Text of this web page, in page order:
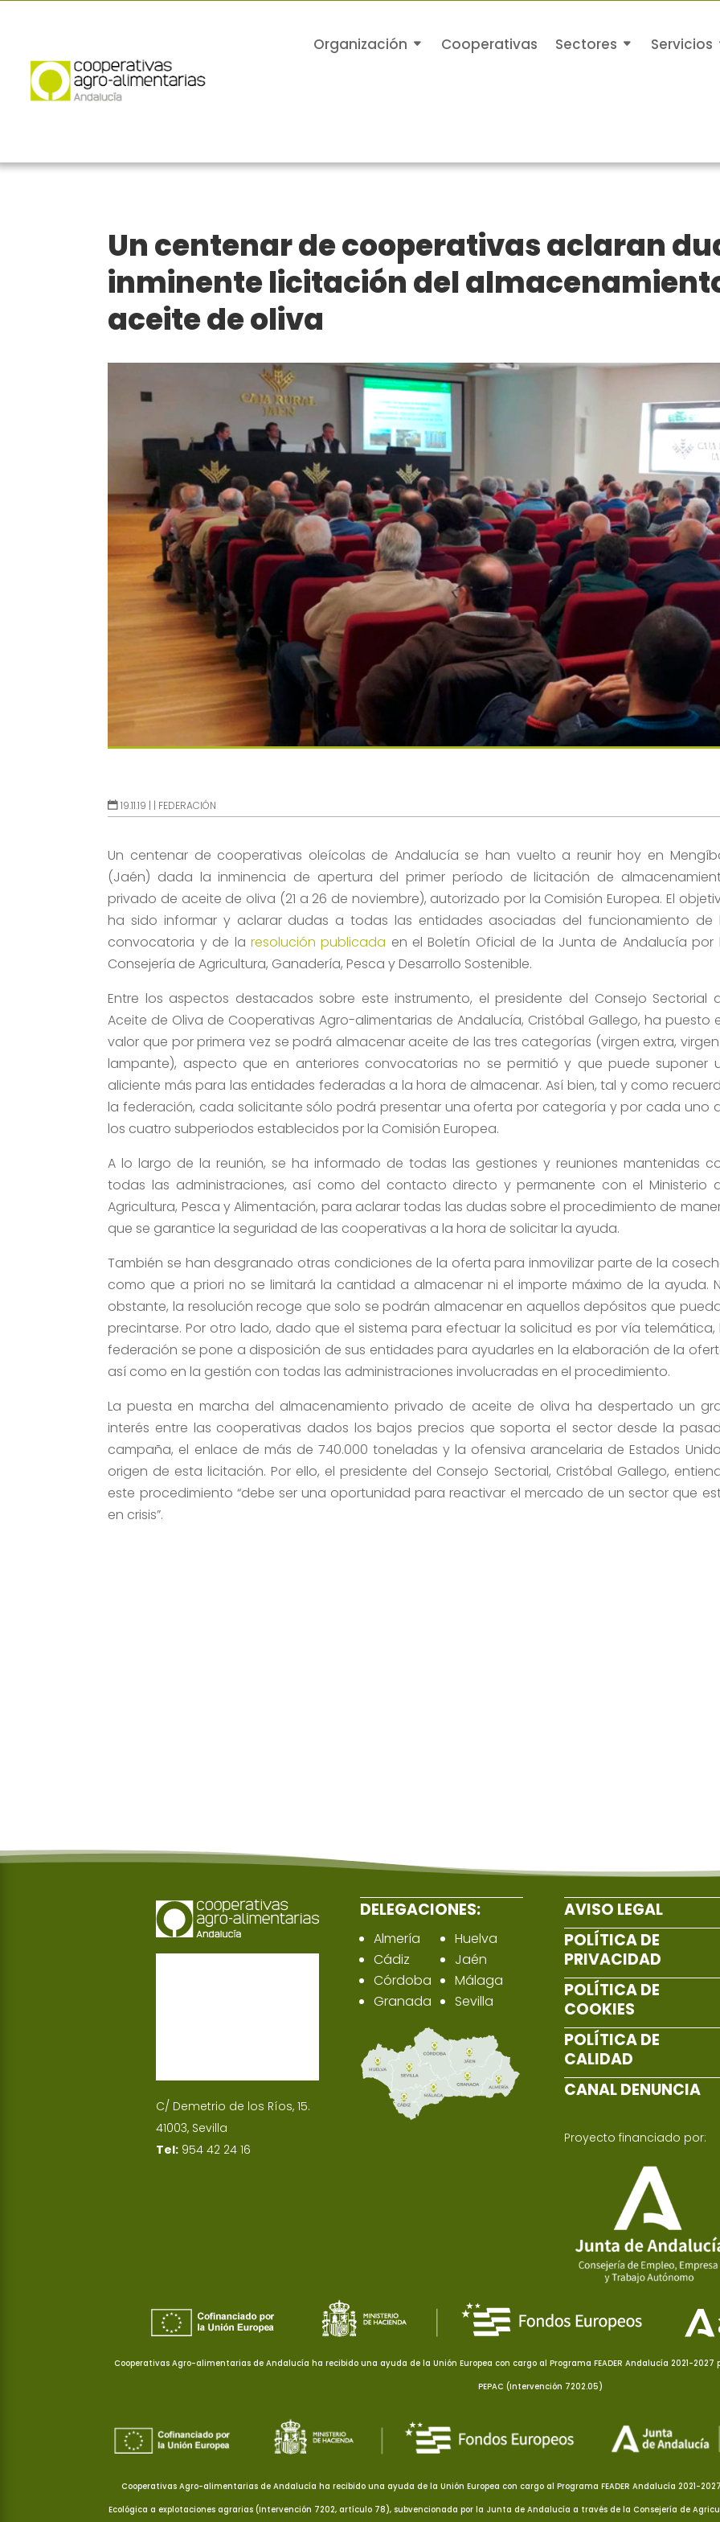
Organización Cooperativas Sectores Servicios
Un centenar de cooperativas aclaran
inminente licitación del
aceite de oliva
19.11.19 | | FEDERACIÓN
Un centenar de cooperativas oleícolas de Andalucía se han vuelto a reunir hoy en
(Jaén) dada la inminencia de apertura del primer período de licitación de
privado de aceite de oliva (21 a 26 de noviembre), autorizado por la Comisión Europea. El
ha sido informar y aclarar dudas a todas las entidades asociadas del funcionamiento de
convocatoria y de la resolución publicada en el Boletín Oficial de la Junta de Andalucía por
Consejería de Agricultura, Ganadería, Pesca y Desarrollo Sostenible.
Entre los aspectos destacados sobre este instrumento, el presidente del Consejo Sectorial
Aceite de Oliva de Cooperativas Agro-alimentarias de Andalucía, Cristóbal Gallego, ha puesto
valor que por primera vez se podrá almacenar aceite de las tres categorías (virgen extra,
lampante), aspecto que en anteriores convocatorias no se permitió y que puede suponer
aliciente más para las entidades federadas a la hora de almacenar. Así bien, tal y como
la federación, cada solicitante sólo podrá presentar una oferta por categoría y por cada uno
los cuatro subperiodos establecidos por la Comisión Europea.
A lo largo de la reunión, se ha informado de todas las gestiones y reuniones mantenidas
todas las administraciones, así como del contacto directo y permanente con el Ministerio
Agricultura, Pesca y Alimentación, para aclarar todas las dudas sobre el procedimiento de
que se garantice la seguridad de las cooperativas a la hora de solicitar la ayuda.
También se han desgranado otras condiciones de la oferta para inmovilizar parte de la
como que a priori no se limitará la cantidad a almacenar ni el importe máximo de la ayuda.
obstante, la resolución recoge que solo se podrán almacenar en aquellos depósitos que
precintarse. Por otro lado, dado que el sistema para efectuar la solicitud es por vía telemática,
federación se pone a disposición de sus entidades para ayudarles en la elaboración de la
así como en la gestión con todas las administraciones involucradas en el procedimiento.
La puesta en marcha del almacenamiento privado de aceite de oliva ha despertado un
interés entre las cooperativas dados los bajos precios que soporta el sector desde la
campaña, el enlace de más de 740.000 toneladas y la ofensiva arancelaria de Estados
origen de esta licitación. Por ello, el presidente del Consejo Sectorial, Cristóbal Gallego,
este procedimiento “debe ser una oportunidad para reactivar el mercado de un sector que
en crisis”.
C/ Demetrio de los Ríos, 15.
41003, Sevilla
Tel: 954 42 24 16
DELEGACIONES:
Almería
Cádiz
Córdoba
Granada
Huelva
Jaén
Málaga
Sevilla
AVISO LEGAL
POLÍTICA DE
PRIVACIDAD
POLÍTICA DE
COOKIES
POLÍTICA DE
CALIDAD
CANAL DENUNCIA
Proyecto financiado por:
Cooperativas Agro-alimentarias de Andalucía ha recibido una ayuda de la Unión Europea con cargo al Programa FEADER Andalucía 2021-2027
PEPAC (Intervención 7202.05)
Cooperativas Agro-alimentarias de Andalucía ha recibido una ayuda de la Unión Europea con cargo al Programa FEADER Andalucía 2021-
Ecológica a explotaciones agrarias (Intervención 7202, artículo 78), subvencionada por la Junta de Andalucía a través de la Consejería de